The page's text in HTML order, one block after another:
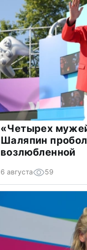
«Четырех
Шаляпин
возлюбленной
6 августа 59